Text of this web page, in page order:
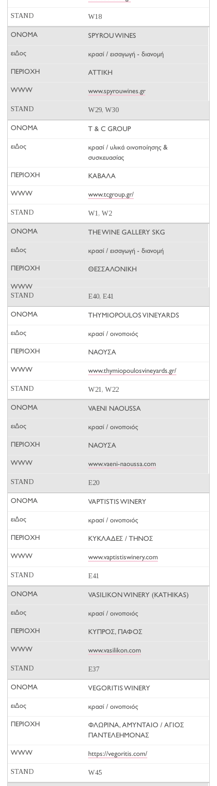
W18
SPYROU WINES
κρασί / εισαγωγή - διανομή
ΑΤΤΙΚΗ
www.spyrouwines.gr
W29, W30
T & C GROUP
κρασί / υλικά οινοποίησης &
συσκευασίας
ΚΑΒΑΛΑ
www.tcgroup.gr/
W1, W2
THE WINE GALLERY SKG
κρασί / εισαγωγή - διανομή
ΘΕΣΣΑΛΟΝΙΚΗ
E40, E41
THYMIOPOULOS VINEYARDS
κρασί / οινοποιός
ΝΑΟΥΣΑ
www.thymiopoulosvineyards.gr/
W21, W22
VAENI NAOUSSA
κρασί / οινοποιός
ΝΑΟΥΣΑ
www.vaeni-naoussa.com
E20
VAPTISTIS WINERY
κρασί / οινοποιός
ΚΥΚΛΑΔΕΣ / ΤΗΝΟΣ
www.vaptistiswinery.com
E41
VASILIKON WINERY (KATHIKAS)
κρασί / οινοποιός
ΚΥΠΡΟΣ, ΠΑΦΟΣ
www.vasilikon.com
E37
VEGORITIS WINERY
κρασί / οινοποιός
ΦΛΩΡΙΝΑ, ΑΜΥΝΤΑΙΟ / ΑΓΙΟΣ
ΠΑΝΤΕΛΕΗΜΟΝΑΣ
https://vegoritis.com/
W45